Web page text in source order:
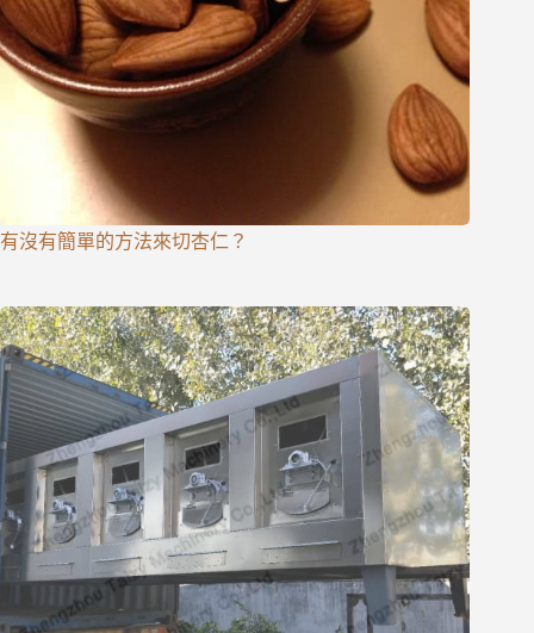
有沒有簡單的方法來切杏仁？